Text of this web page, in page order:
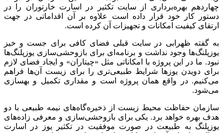
چهاردهم بهره‌برداری از سایت تکثیر در اسارت خارتوران را در
دستور کار خود قرار داده است علاوه بر آن اقداماتی در جهت
ارتقای کیفیت امکانات و تجهیزات آن کرده است.
به گفته ظهرابی در سایت قبلی فضای کافی برای جست و خیز
یوزپلنگ‌ها وجود نداشت و برنامه‌ای برای بازوحشی‌سازی یوزپلنگ‌ها
نبود. ما در این پروژه با امکاناتی مثل «چیتاران» و ایجاد فضای لازم
برای دویدن یوزها شرایط طبیعی‌تری را برای زیست آن‌ها فراهم
می‌کنیم. در واقع همان پروژه است و مقداری تکمیل و بهسازی
می‌شود.
سازمان حفاظت محیط زیست از ذخیره‌گاه‌های نیمه طبیعی با دو
هدف بهره‌ خواهد برد. یکی برای بازوحشی‌سازی و معرفی زاده‌های
یوزپلنگ به طبیعت در صورت موفقیت در تکثیر یوز در اسارت